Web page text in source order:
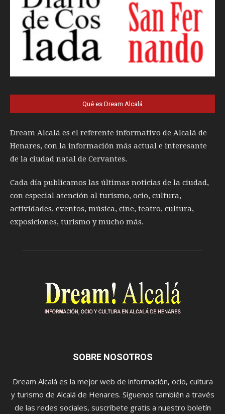
Qué es Dream Alcalá
Dream Alcalá es el referente informativo de Alcalá de
Henares, con la información más actual e interesante
de la ciudad natal de Cervantes.
Cada día publicamos las últimas noticias de la ciudad,
con especial atención al turismo, ocio, cultura,
actividades, eventos, música, cine, teatro, cultura,
exposiciones, turismo y mucho más.
SOBRE NOSOTROS
Dream Alcalá es la mejor web de información, ocio, cultura
y turismo de Alcalá de Henares. Síguenos también a través
de las redes sociales, suscríbete gratis a nuestro boletín